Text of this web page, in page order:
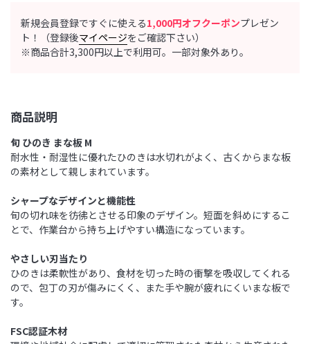
新規会員登録ですぐに使える1,000円オフクーポンプレゼン
ト！（登録後マイページをご確認下さい）
※商品合計3,300円以上で利用可。一部対象外あり。
商品説明
旬 ひのき まな板 M
耐水性・耐湿性に優れたひのきは水切れがよく、古くからまな板
の素材として親しまれています。
シャープなデザインと機能性
旬の切れ味を彷彿とさせる印象のデザイン。短面を斜めにするこ
とで、作業台から持ち上げやすい構造になっています。
やさしい刃当たり
ひのきは柔軟性があり、食材を切った時の衝撃を吸収してくれる
ので、包丁の刃が傷みにくく、また手や腕が疲れにくいまな板で
す。
FSC認証木材